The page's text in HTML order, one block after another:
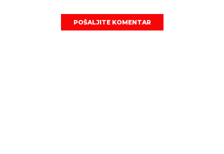
POŠALJITE KOMENTAR